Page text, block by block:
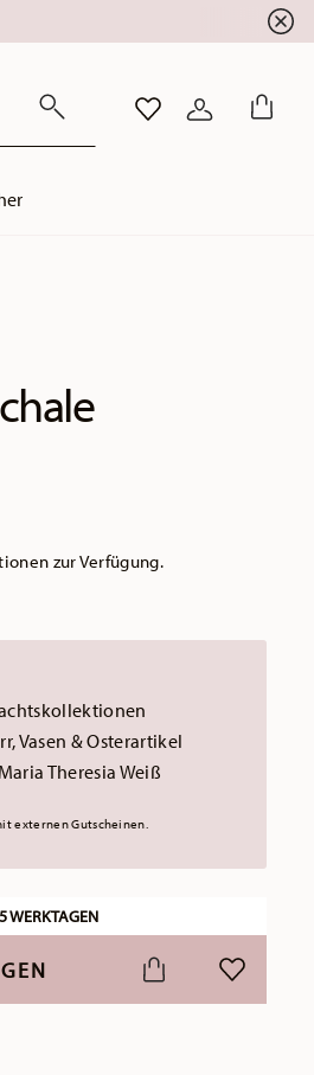
WISHLISTANMELDEN
zur Verfügung.
Vasen & Osterartikel
Theresia Weiß
externen Gutscheinen.
WERKTAGEN
ADD TO